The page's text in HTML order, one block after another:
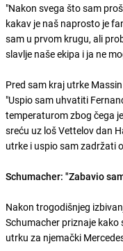
"Nakon svega što sam
kakav je naš naprosto je
sam u prvom krugu, ali
slavlje naše ekipa i ja ne
Pred sam kraj utrke
"Uspio sam uhvatiti
temperaturom zbog čega
sreću uz loš Vettelov dan
utrke i uspio sam zadržati
Schumacher: "Zabavio
Nakon trogodišnjeg
Schumacher priznaje kako
utrku za njemački